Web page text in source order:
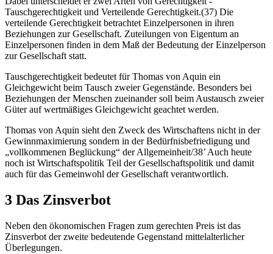
Tauschgerechtigkeit und Verteilende Gerechtigkeit.(37) Die
verteilende Gerechtigkeit betrachtet Einzelpersonen in ihren
Beziehungen zur Gesellschaft. Zuteilungen von Eigentum an
Einzelpersonen finden in dem Maß der Bedeutung der Einzelperson
zur Gesellschaft statt.
Tauschgerechtigkeit bedeutet für Thomas von Aquin ein
Gleichgewicht beim Tausch zweier Gegenstände. Besonders bei
Beziehungen der Menschen zueinander soll beim Austausch zweier
Güter auf wertmäßiges Gleichgewicht geachtet werden.
Thomas von Aquin sieht den Zweck des Wirtschaftens nicht in der
Gewinnmaximierung sondern in der Bedürfnisbefriedigung und
„vollkommenen Beglückung“ der Allgemeinheit/38’ Auch heute
noch ist Wirtschaftspolitik Teil der Gesellschaftspolitik und damit
auch für das Gemeinwohl der Gesellschaft verantwortlich.
3 Das Zinsverbot
Neben den ökonomischen Fragen zum gerechten Preis ist das
Zinsverbot der zweite bedeutende Gegenstand mittelalterlicher
Überlegungen.